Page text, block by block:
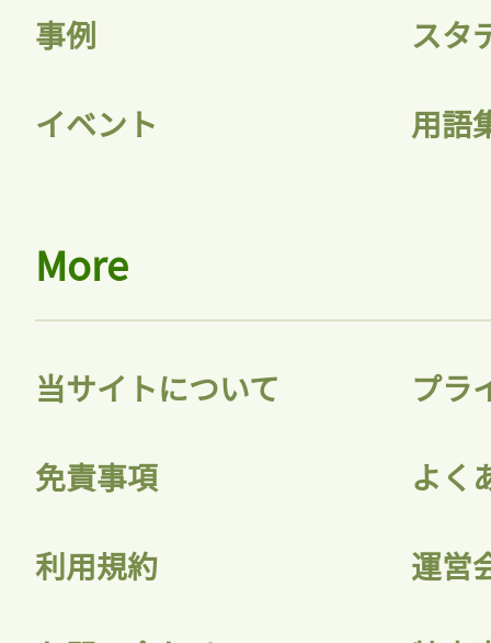
事例 スタ
イベント 用語
More
当サイトについて プラ
免責事項 よく
利用規約 運営